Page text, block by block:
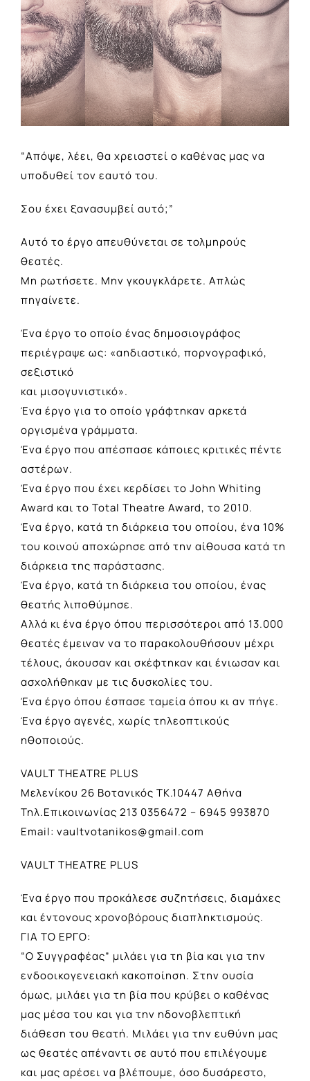
“Απόψε, λέει, θα χρειαστεί ο καθένας μας να
υποδυθεί τον εαυτό του.
Σου έχει ξανασυμβεί αυτό;”
Αυτό το έργο απευθύνεται σε τολμηρούς
θεατές.
Μη ρωτήσετε. Μην γκουγκλάρετε. Απλώς
πηγαίνετε.
Ένα έργο το οποίο ένας δημοσιογράφος
περιέγραψε ως: «αηδιαστικό, πορνογραφικό,
σεξιστικό
και μισογυνιστικό».
Ένα έργο για το οποίο γράφτηκαν αρκετά
οργισμένα γράμματα.
Ένα έργο που απέσπασε κάποιες κριτικές πέντε
αστέρων.
Ένα έργο που έχει κερδίσει το John Whiting
Award και το Total Theatre Award, το 2010.
Ένα έργο, κατά τη διάρκεια του οποίου, ένα 10%
του κοινού αποχώρησε από την αίθουσα κατά τη
διάρκεια της παράστασης.
Ένα έργο, κατά τη διάρκεια του οποίου, ένας
θεατής λιποθύμησε.
Αλλά κι ένα έργο όπου περισσότεροι από 13.000
θεατές έμειναν να το παρακολουθήσουν μέχρι
τέλους, άκουσαν και σκέφτηκαν και ένιωσαν και
ασχολήθηκαν με τις δυσκολίες του.
Ένα έργο όπου έσπασε ταμεία όπου κι αν πήγε.
Ένα έργο αγενές, χωρίς τηλεοπτικούς
ηθοποιούς.
VAULT THEATRE PLUS
Μελενίκου 26 Βοτανικός TK.10447 Αθήνα
Τηλ.Επικοινωνίας 213 0356472 – 6945 993870
Email: vaultvotanikos@gmail.com
VAULT THEATRE PLUS
Ένα έργο που προκάλεσε συζητήσεις, διαμάχες
και έντονους χρονοβόρους διαπληκτισμούς.
ΓΙΑ ΤΟ ΕΡΓΟ:
“Ο Συγγραφέας” μιλάει για τη βία και για την
ενδοοικογενειακή κακοποίηση. Στην ουσία
όμως, μιλάει για τη βία που κρύβει ο καθένας
μας μέσα του και για την ηδονοβλεπτική
διάθεση του θεατή. Μιλάει για την ευθύνη μας
ως θεατές απέναντι σε αυτό που επιλέγουμε
και μας αρέσει να βλέπουμε, όσο δυσάρεστο,